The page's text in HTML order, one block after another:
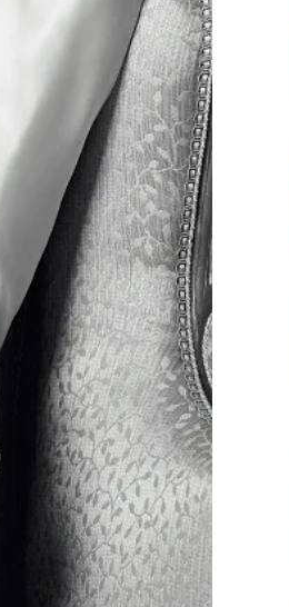
【結婚指輪】人気ブランドのリ
ング22選｜20〜30代カップルの
エピソードも | CLASSY.[クラッシ
ィ]
WEDDING Jun, 30, 2026
【一生ものジュエリー】1つでも
存在感が際立つ！ポメラートの
「トゥギャザー」シリーズに注
目 | CLASSY.[クラッシィ]
WEDDING
【トレンドの巻き方３選】結婚
式ゲスト服の鉄板“シンプル黒ワ
ンピ”は『スカーフ』で盛るのが
正解！ | CLASSY.[クラッシィ]
WEDDING Dec, 9, 2025
【結婚式お呼ばれ】ドレスに馴
染む！上品で実用的な「サブバ
ッグ」6選【アンテプリマ、フェ
イラー他】 | CLASSY.[クラッシ
ィ]